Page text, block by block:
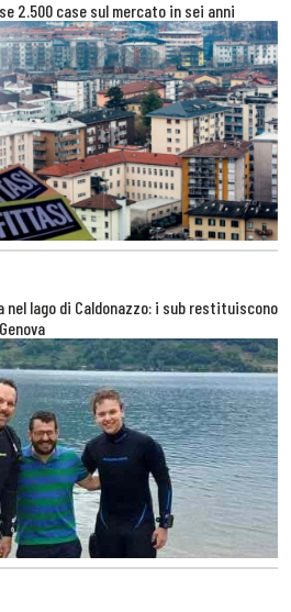
2.500 case sul mercato in sei anni
nel lago di Caldonazzo: i sub restituiscono